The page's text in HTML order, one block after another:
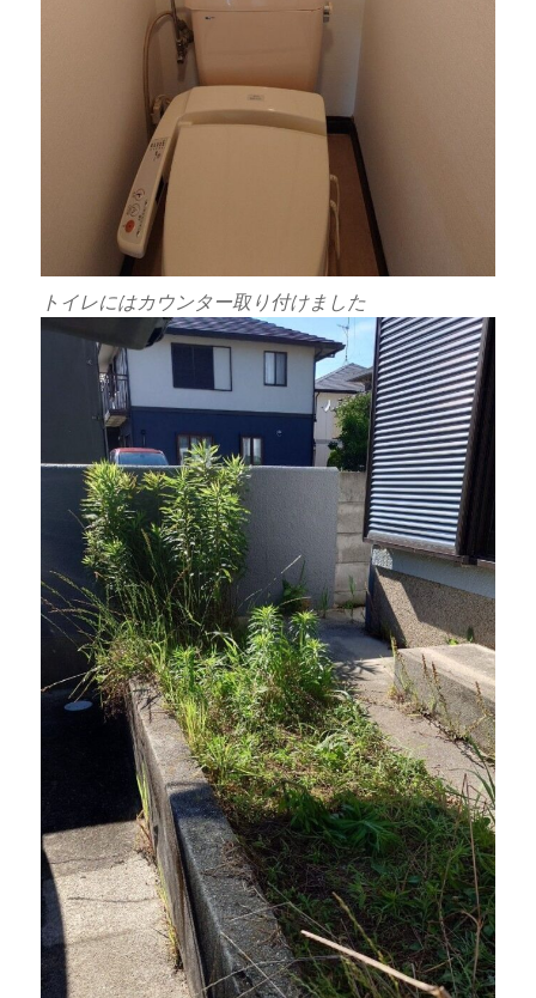
トイレにはカウンター取り付けました